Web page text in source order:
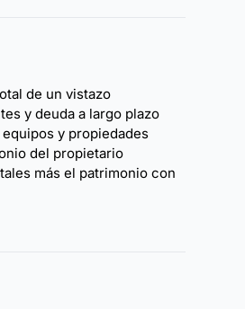
de un vistazo
y deuda a largo plazo
y propiedades
del propietario
más el patrimonio con